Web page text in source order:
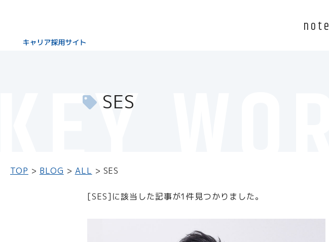
note
WORD
SES
TOP BLOG ALL SES
[SES]に該当した記事が1件見つかりました。